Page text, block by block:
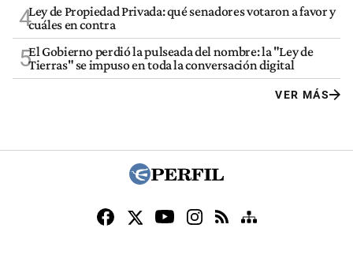
4Ley de Propiedad Privada: qué senadores votaron a favor y
cuáles en contra
5El Gobierno perdió la pulseada del nombre: la "Ley de
Tierras" se impuso en toda la conversación digital
VER MÁS